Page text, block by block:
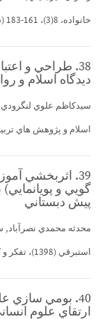
خانواده، 8(3)، 161-183 (شماره: 24538)
38. طراحي و
ديدگاه اسلام و
اسلام و پژوهش هاي تربيتي، 12(1)، 55-66
39. اثربخشي
گويي و
پيش دبستاني
محدثه محمدي نصرآباد,
استبرقي (1398)، تفكر و كودك، 10(2)، 179-200 (شماره: 22756)
40. بومي سازي
ارتقاي علوم